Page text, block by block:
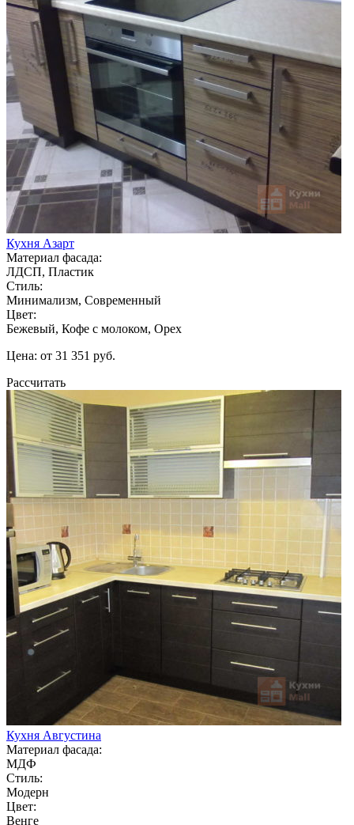
Кухня Азарт
Материал фасада:
ЛДСП, Пластик
Стиль:
Минимализм, Современный
Цвет:
Бежевый, Кофе с молоком, Орех
Цена: от 31 351 руб.
Рассчитать
Кухня Августина
Материал фасада:
МДФ
Стиль:
Модерн
Цвет:
Венге